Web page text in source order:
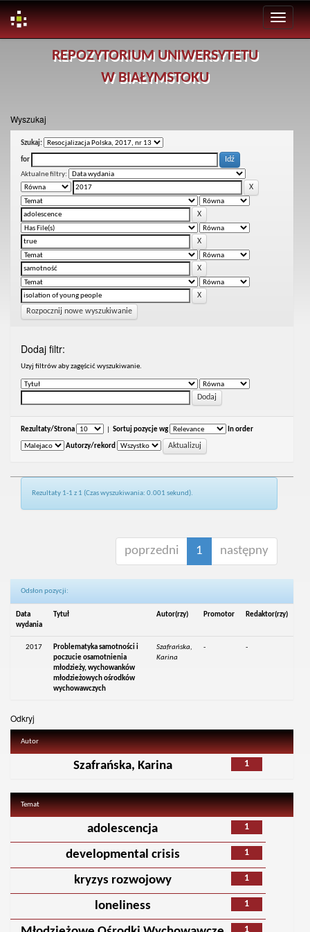
REPOZYTORIUM UNIWERSYTETU
W BIAŁYMSTOKU
Wyszukaj
Szukaj:
for
Aktualne filtry:
Rozpocznij nowe wyszukiwanie
Dodaj filtr:
Uzyj filtrów aby zagęścić wyszukiwanie.
Rezultaty/Strona Sortuj pozycje wg In order
Autorzy/rekord
Rezultaty 1-1 z 1 (Czas wyszukiwania: 0.001 sekund).
poprzedni 1 następny
Odsłon pozycji:
Data
wydania
Tytuł Autor(rzy) Promotor Redaktor(rzy)
2017
Problematyka samotności i
poczucie osamotnienia
młodzieży, wychowanków
młodzieżowych ośrodków
wychowawczych
Szafrańska,
Karina
- -
Odkryj
Autor
1
Szafrańska, Karina
Temat
1
adolescencja
1
developmental crisis
1
kryzys rozwojowy
1
loneliness
1